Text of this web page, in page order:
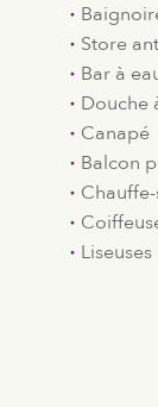
Store
Bar à
Douche
Canapé
Balcon